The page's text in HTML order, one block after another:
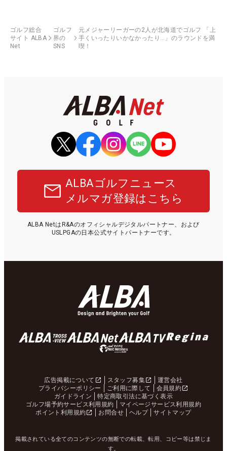
ゴルフ総合
サイト ALBA
Net
ゴルフ
界の
SNS
元メジャーリーガーの2人が北海道でゴルフ 「上
手くいったりいかなかったり…」のラウンドを満
喫！
ALBAゴルフニュース
メルマガ登録はこちら
ALBA NetはR&Aのオフィシャルデジタルパートナー、および
USLPGAの日本公式サイトパートナーです。
広告掲載について スタッフ募集
運営会社
プライバシーポリシー
ご利用に際して
会員規約
ガイドライン
特定商取引法に基づく表示
ゴルフ場予約サービス利用規約
マイページサービス利用規約
ポイント利用規約
お問合せ ヘルプ サイトマップ
掲載されている全てのコンテンツの無断での転載、転用、コピー等は禁じま
す。